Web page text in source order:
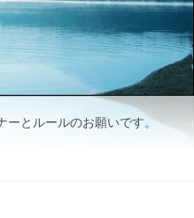
ーとルールのお願いです。